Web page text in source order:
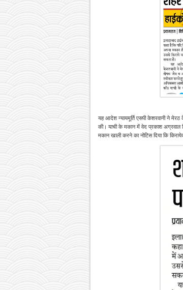
यह आदेश न्यायमूर्ति एसपी केशरवानी ने
की। याची के मकान में वेद प्रकाश अग्रवाल
मकान खाली करने का नोटिस दिया कि